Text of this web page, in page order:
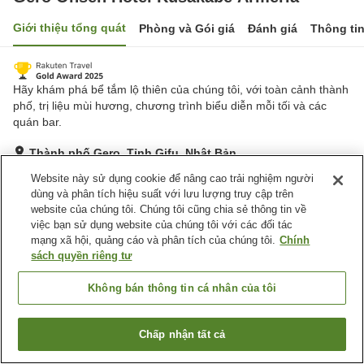
Giới thiệu tổng quát Phòng và Gói giá Đánh giá Thông
Hãy khám phá bể tắm lộ thiên của chúng tôi, với toàn cảnh thành
phố, trị liệu mùi hương, chương trình biểu diễn mỗi tối và các
quán bar.
Thành phố Gero, Tỉnh Gifu, Nhật Bản
Rất tốt Đánh giá:2,816lượt
Tiện nghi chỗ nghỉ
Xông hơi
Gero Onsen Hotel Kusakabe ArmeriaTìm phòng trống
Website này sử dụng cookie để nâng cao trải nghiệm người
dùng và phân tích hiệu suất với lưu lượng truy cập trên
website của chúng tôi. Chúng tôi cũng chia sẻ thông tin về
việc bạn sử dụng website của chúng tôi với các đối tác
mạng xã hội, quảng cáo và phân tích của chúng tôi. Chính
sách quyền riêng tư
Không bán thông tin cá nhân của tôi
Chấp nhận tất cả